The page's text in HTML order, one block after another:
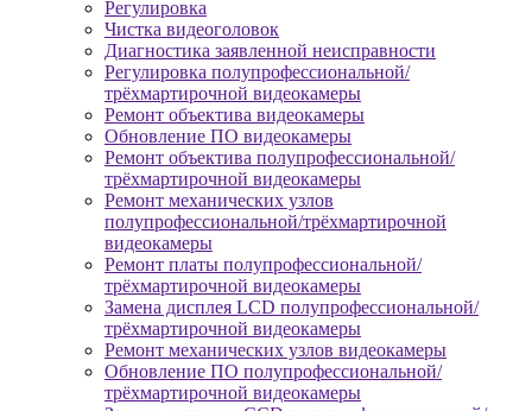
Регулировка
Чистка видеоголовок
Диагностика заявленной неисправности
Регулировка полупрофессиональной/
трёхмартирочной видеокамеры
Ремонт объектива видеокамеры
Обновление ПО видеокамеры
Ремонт объектива полупрофессиональной/
трёхмартирочной видеокамеры
Ремонт механических узлов
полупрофессиональной/трёхмартирочной
видеокамеры
Ремонт платы полупрофессиональной/
трёхмартирочной видеокамеры
Замена дисплея LCD полупрофессиональной/
трёхмартирочной видеокамеры
Ремонт механических узлов видеокамеры
Обновление ПО полупрофессиональной/
трёхмартирочной видеокамеры